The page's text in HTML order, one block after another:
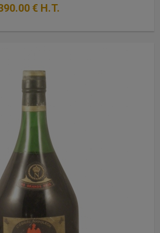
.00€ H.T.